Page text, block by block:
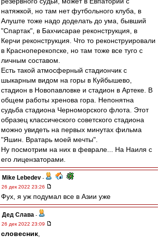
натяжкой, но там нет футбольного клуба, в
Алуште тоже надо доделать до ума, бывший
"Спартак", в Бахчисарае реконструкция, в
Керчи реконструкция. Что то реконструировали
в Красноперекопске, но там тоже все туго с
личным составом.
Есть такой атмосферный стадиончик с
шыкарным видом на горы в Куйбышево,
стадион в Новопавловке и стадион в Артеке. В
общем работы хренова гора. Непонятна
судьба стадиона Черноморского флота. Этот
образец классического советского стадиона
можно увидеть на первых минутах фильма
"Яшин. Вратарь моей мечты".
Ну посмотрим на них в феврале... На Наиля с
его лицензаторами.
Mike Lebedev -
26 дек 2022 23:26
Фух, я уж подумал все в Азии уже
Дед Слава -
26 дек 2022 23:09
словесник